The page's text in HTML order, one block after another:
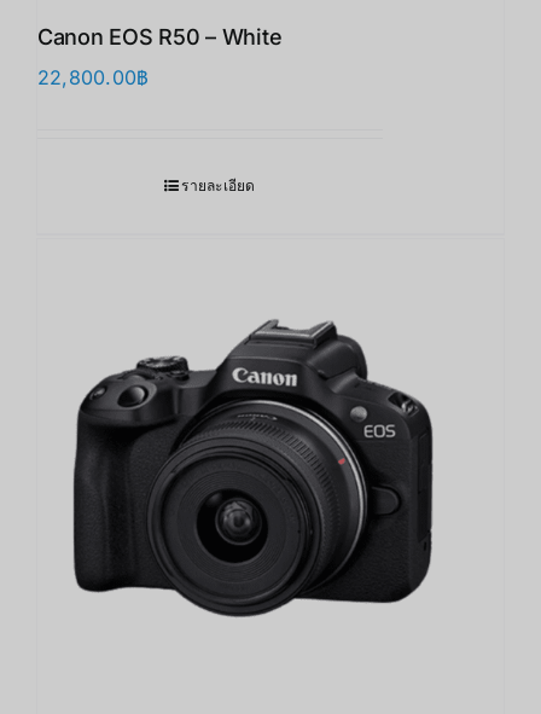
Canon EOS R50 – White
22,800.00฿
รายละเอียด